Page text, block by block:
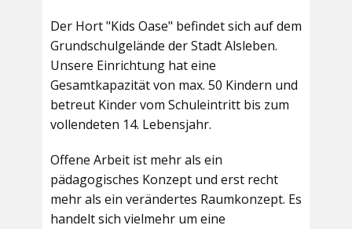
Der Hort "Kids Oase" befindet sich auf dem
Grundschulgelände der Stadt Alsleben.
Unsere Einrichtung hat eine
Gesamtkapazität von max. 50 Kindern und
betreut Kinder vom Schuleintritt bis zum
vollendeten 14. Lebensjahr.
Offene Arbeit ist mehr als ein
pädagogisches Konzept und erst recht
mehr als ein verändertes Raumkonzept. Es
handelt sich vielmehr um eine